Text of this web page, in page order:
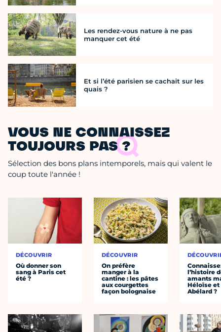
Les rendez-vous nature à ne pas
manquer cet été
Et si l’été parisien se cachait sur les
quais ?
VOUS NE CONNAISSEZ
TOUJOURS PAS ?
Sélection des bons plans intemporels, mais qui valent le
coup toute l'année !
DÉCOUVRIR
Où donner son
sang à Paris cet
été ?
DÉCOUVRIR
On préfère
manger à la
cantine : les pâtes
aux courgettes
façon bolognaise
l’histoire
amants
Héloïse et
Abélard ?